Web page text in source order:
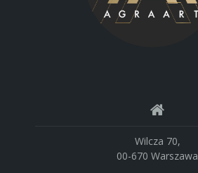
Wilcza 70,
00-670 Warszawa